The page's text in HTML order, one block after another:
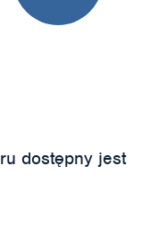
dostępny jest